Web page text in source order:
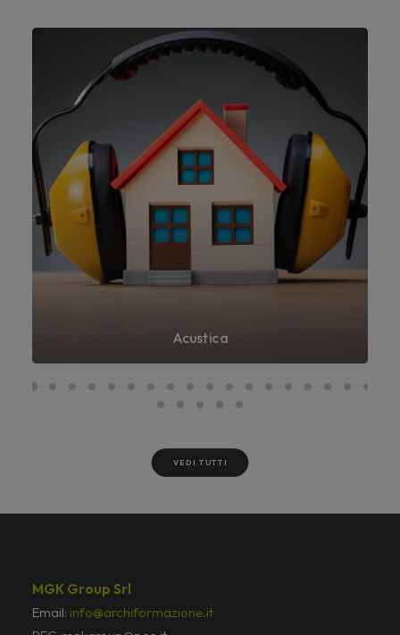
Acustica
VEDI TUTTI
MGK Group Srl
Email: info@archiformazione.it